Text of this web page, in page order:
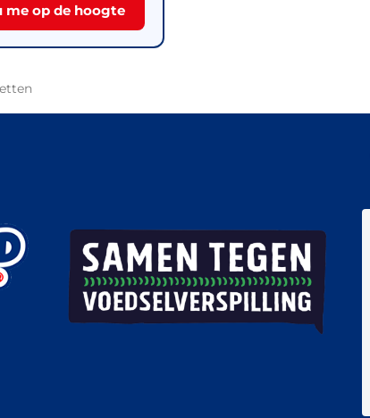
me op de hoogte